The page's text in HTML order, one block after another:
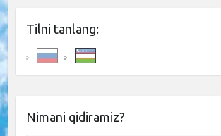
Tilni tanlang:
Nimani qidiramiz?